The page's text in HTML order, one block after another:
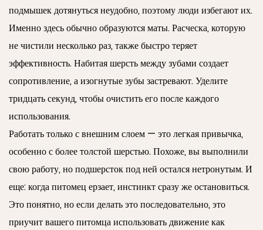
подмышек дотянуться неудобно, поэтому люди избегают их.
Именно здесь обычно образуются маты. Расческа, которую
не чистили несколько раз, также быстро теряет
эффективность. Набитая шерсть между зубами создает
сопротивление, а изогнутые зубы застревают. Уделите
тридцать секунд, чтобы очистить его после каждого
использования.
Работать только с внешним слоем — это легкая привычка,
особенно с более толстой шерстью. Похоже, вы выполнили
свою работу, но подшерсток под ней остался нетронутым. И
еще: когда питомец ерзает, инстинкт сразу же остановиться.
Это понятно, но если делать это последовательно, это
приучит вашего питомца использовать движение как